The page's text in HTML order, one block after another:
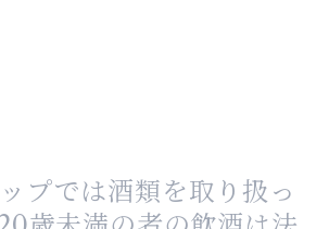
プでは酒類を取り扱っ